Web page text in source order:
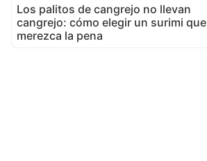
Los palitos de cangrejo no llevan
cangrejo: cómo elegir un surimi que
merezca la pena